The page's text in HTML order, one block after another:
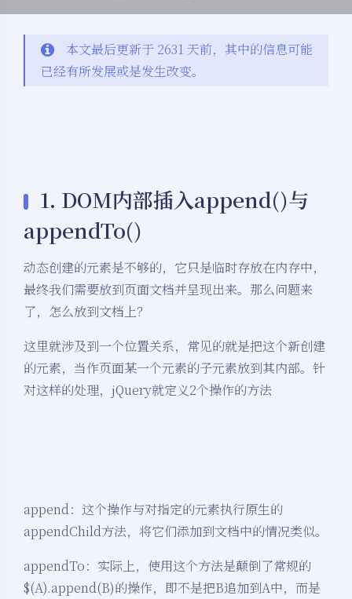
本文最后更新于 2631 天前，其中的信息可能
已经有所发展或是发生改变。
1. DOM内部插入append()与
appendTo()
动态创建的元素是不够的，它只是临时存放在内存中，
最终我们需要放到页面文档并呈现出来。那么问题来
了，怎么放到文档上？
这里就涉及到一个位置关系，常见的就是把这个新创建
的元素，当作页面某一个元素的子元素放到其内部。针
对这样的处理，jQuery就定义2个操作的方法
append：这个操作与对指定的元素执行原生的
appendChild方法，将它们添加到文档中的情况类似。
appendTo：实际上，使用这个方法是颠倒了常规的
$(A).append(B)的操作，即不是把B追加到A中，而是